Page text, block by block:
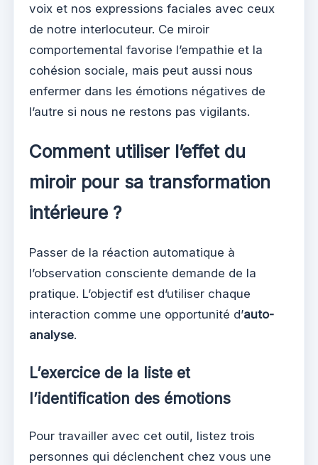
voix et nos expressions faciales avec ceux
de notre interlocuteur. Ce miroir
comportemental favorise l’empathie et la
cohésion sociale, mais peut aussi nous
enfermer dans les émotions négatives de
l’autre si nous ne restons pas vigilants.
Comment utiliser l’effet du
miroir pour sa transformation
intérieure ?
Passer de la réaction automatique à
l’observation consciente demande de la
pratique. L’objectif est d’utiliser chaque
interaction comme une opportunité d’auto-
analyse.
L’exercice de la liste et
l’identification des émotions
Pour travailler avec cet outil, listez trois
personnes qui déclenchent chez vous une